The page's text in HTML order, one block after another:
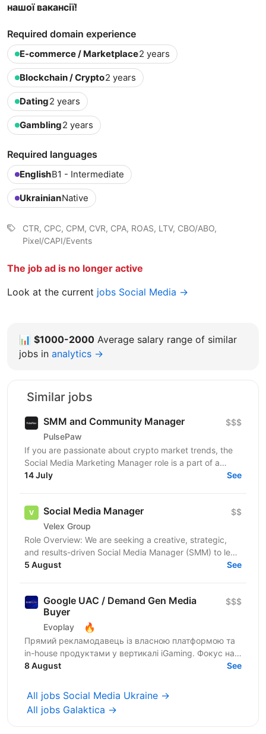
нашої вакансії!
Required domain experience
E-commerce / Marketplace2 years
Blockchain / Crypto2 years
Dating2 years
Gambling2 years
Required languages
EnglishB1 - Intermediate
UkrainianNative
CTR, CPC, CPM, CVR, CPA, ROAS, LTV, CBO/ABO,
Pixel/CAPI/Events
The job ad is no longer active
Look at the current jobs Social Media →
📊 $1000-2000 Average salary range of similar
jobs in analytics →
Similar jobs
SMM and Community Manager
PulsePaw
$$$
If you are passionate about crypto market trends, the
Social Media Marketing Manager role is a part of a
project specializing in the cryptocurrency area....
14 July See
Social Media Manager
Velex Group
$$
Role Overview: ​We are seeking a creative, strategic,
and results-driven Social Media Manager (SMM) to lead
our social media presence and strengthen our...
5 August See
Google UAC / Demand Gen Media
Buyer
Evoplay 🔥
$$$
Прямий рекламодавець із власною платформою та
in-house продуктами у вертикалі iGaming. Фокус на
Tier 1/2 ринках. Про команду: Ми — команда
8 August See
All jobs Social Media Ukraine →
All jobs Galaktica →